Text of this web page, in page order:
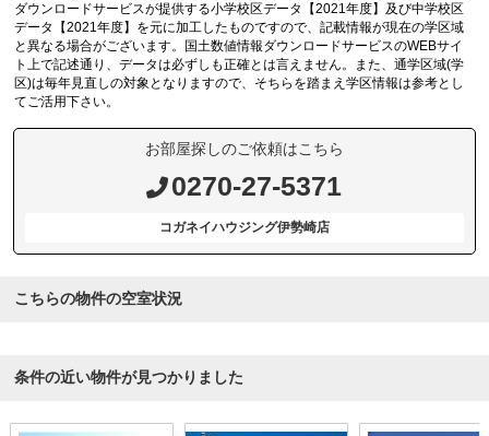
ダウンロードサービスが提供する小学校区データ【2021年度】及び中学校区
データ【2021年度】を元に加工したものですので、記載情報が現在の学区域
と異なる場合がございます。国土数値情報ダウンロードサービスのWEBサイ
ト上で記述通り、データは必ずしも正確とは言えません。また、通学区域(学
区)は毎年見直しの対象となりますので、そちらを踏まえ学区情報は参考とし
てご活用下さい。
お部屋探しのご依頼はこちら
0270-27-5371
コガネイハウジング伊勢崎店
こちらの物件の空室状況
条件の近い物件が見つかりました